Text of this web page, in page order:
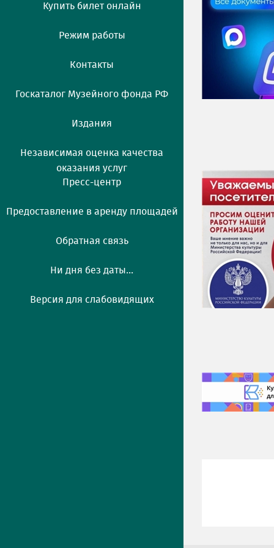
Купить билет онлайн
Режим работы
Контакты
Госкаталог Музейного фонда РФ
Издания
Независимая оценка качества
оказания услуг
Пресс-центр
Предоставление в аренду площадей
Обратная связь
Ни дня без даты...
Версия для слабовидящих